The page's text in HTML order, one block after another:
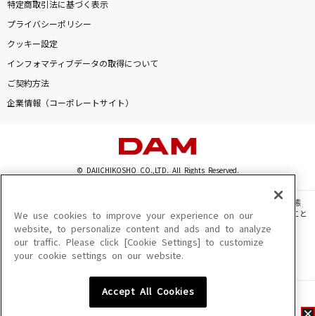
特定商取引法に基づく表示
プライバシーポリシー
クッキー設定
インフォマティブデータの取得について
ご契約方法
企業情報（コーポレートサイト）
© DAIICHIKOSHO CO.,LTD. All Rights Reserved.
このサイトに掲載されている一切の文章・画像・写真・動画・音声等を、手段や形態
を問わず、著作権法の定める範囲を超えて無断で複製、転載、ファイル化などすること
を禁じます。
楽曲及びコンテンツは、機種によりご利用いただけない場合があります。
楽曲及びコンテンツの配信日、配信内容が変更になる場合があります。
We use cookies to improve your experience on our
website, to personalize content and ads and to analyze
our traffic. Please click [Cookie Settings] to customize
your cookie settings on our website.
Accept All Cookies